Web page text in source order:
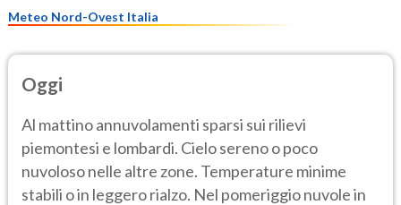
Meteo Nord-Ovest Italia
Oggi
Al mattino annuvolamenti sparsi sui rilievi
piemontesi e lombardi. Cielo sereno o poco
nuvoloso nelle altre zone. Temperature minime
stabili o in leggero rialzo. Nel pomeriggio nuvole in